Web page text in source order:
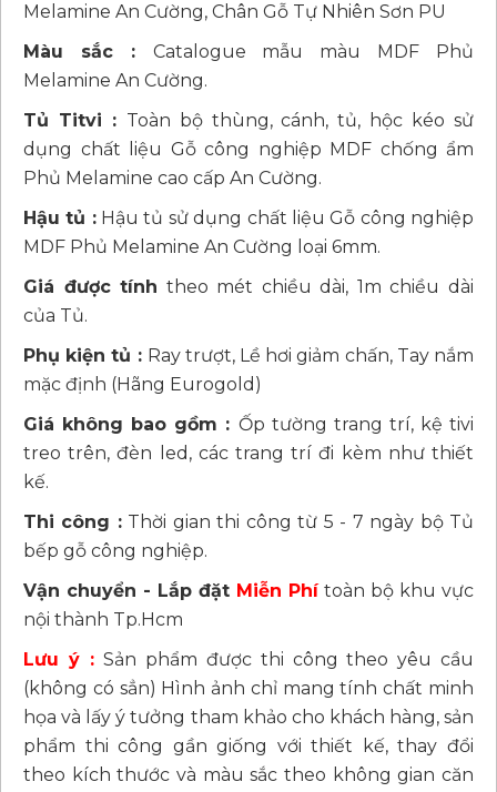
Melamine An Cường, Chân Gỗ Tự Nhiên Sơn PU
Màu sắc : Catalogue mẫu màu MDF Phủ
Melamine An Cường.
Tủ Titvi : Toàn bộ thùng, cánh, tủ, hộc kéo sử
dụng chất liệu Gỗ công nghiệp MDF chống ẩm
Phủ Melamine cao cấp An Cường.
Hậu tủ : Hậu tủ sử dụng chất liệu Gỗ công nghiệp
MDF Phủ Melamine An Cường loại 6mm.
Giá được tính theo mét chiều dài, 1m chiều dài
của Tủ.
Phụ kiện tủ : Ray trượt, Lề hơi giảm chấn, Tay nắm
mặc định (Hãng Eurogold)
Giá không bao gồm : Ốp tường trang trí, kệ tivi
treo trên, đèn led, các trang trí đi kèm như thiết
kế.
Thi công :Thời gian thi công từ 5 - 7 ngày bộ Tủ
bếp gỗ công nghiệp.
Vận chuyển - Lắp đặt Miễn Phítoàn bộ khu vực
nội thành Tp.Hcm
Lưu ý :Sản phẩm được thi công theo yêu cầu
(không có sẳn) Hình ảnh chỉ mang tính chất minh
họa và lấy ý tưởng tham khảo cho khách hàng, sản
phẩm thi công gần giống với thiết kế, thay đổi
theo kích thước và màu sắc theo không gian căn